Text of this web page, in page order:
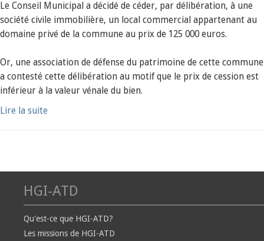
Le Conseil Municipal a décidé de céder, par délibération, à une
société civile immobilière, un local commercial appartenant au
domaine privé de la commune au prix de 125 000 euros.
Or, une association de défense du patrimoine de cette commune
a contesté cette délibération au motif que le prix de cession est
inférieur à la valeur vénale du bien.
Lire la suite
HGI-ATD
Qu'est-ce que HGI-ATD?
Les missions de HGI-ATD